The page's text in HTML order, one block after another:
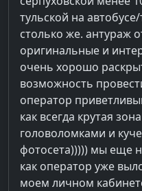
тульской на
столько же. антураж
оригинальные и
очень хорошо
возможность
оператор
как всегда крутая
головоломками и
фотосета))))) мы еще
как оператор уже
моем личном